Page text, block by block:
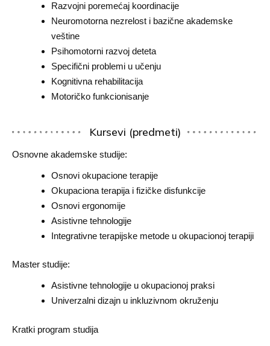
Razvojni poremećaj koordinacije
Neuromotorna nezrelost i bazične akademske
veštine
Psihomotorni razvoj deteta
Specifični problemi u učenju
Kognitivna rehabilitacija
Motoričko funkcionisanje
Kursevi (predmeti)
Osnovne akademske studije:
Osnovi okupacione terapije
Okupaciona terapija i fizičke disfunkcije
Osnovi ergonomije
Asistivne tehnologije
Integrativne terapijske metode u okupacionoj terapiji
Master studije:
Asistivne tehnologije u okupacionoj praksi
Univerzalni dizajn u inkluzivnom okruženju
Kratki program studija